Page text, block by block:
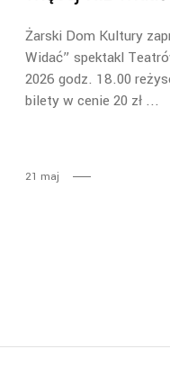
Żarski Dom Kultury
Widać” spektakl
2026 godz. 18.00
bilety w cenie 20 zł
21 maj